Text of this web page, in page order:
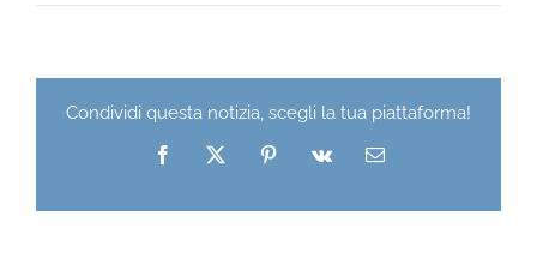
Condividi questa notizia, scegli la tua piattaforma!
Facebook
X Pinterest
Vk Email